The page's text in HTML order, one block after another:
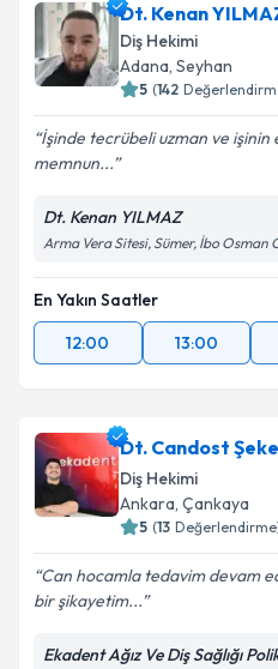
Dt. Kenan
Diş Hekimi
Adana, Seyhan
5 (142
İşinde tecrübeli uzman ve
memnun...
Dt. Kenan YILMAZ
Arma Vera Sitesi, Sümer, İbo Osman
En Yakın Saatler
12:00
13:00
Dt. Candost
Diş Hekimi
Ankara, Çankaya
5 (13
Can hocamla tedavim devam
bir şikayetim...
Ekadent Ağız Ve Diş Sağlığı